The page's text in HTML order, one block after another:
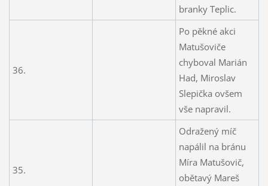
branky Teplic.
36.
Po pěkné akci
Matušoviče
chyboval Marián
Had, Miroslav
Slepička ovšem
vše napravil.
35.
Odražený míč
napálil na bránu
Míra Matušovič,
obětavý Mareš